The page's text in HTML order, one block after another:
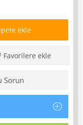
ekle
Favorilere ekle
Sorun